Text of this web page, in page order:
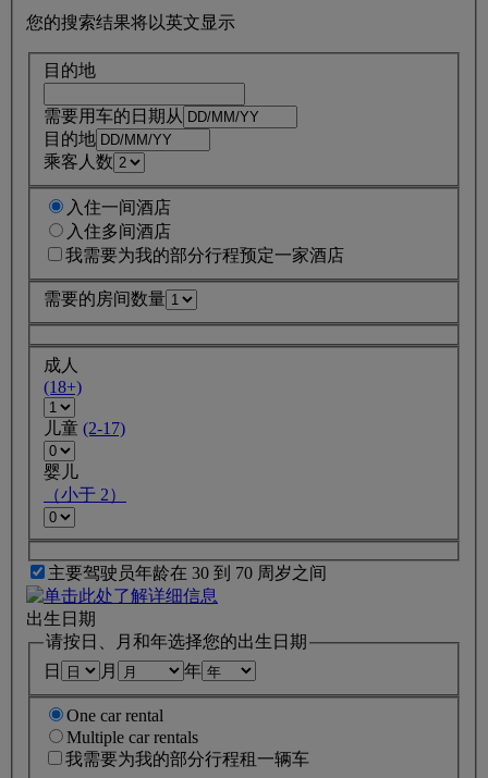
您的搜索结果将以英文显示
目的地
需要用车的日期从
目的地
乘客人数
入住一间酒店
入住多间酒店
我需要为我的部分行程预定一家酒店
需要的房间数量
成人
(18+)
儿童 (2-17)
婴儿
（小于 2）
主要驾驶员年龄在 30 到 70 周岁之间
出生日期
请按日、月和年选择您的出生日期
日
月 年
One car rental
Multiple car rentals
我需要为我的部分行程租一辆车